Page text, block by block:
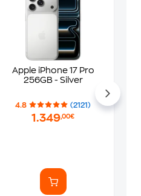
Apple iPhone 17 Pro
256GB - Silver
4.8 (2121)
1.349,00€